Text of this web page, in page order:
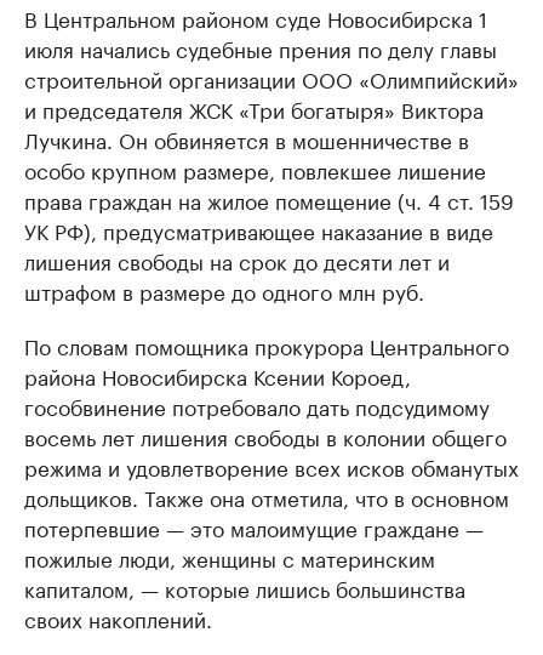
В Центральном районом суде Новосибирска 1
июля начались судебные прения по делу главы
строительной организации ООО «Олимпийский»
и председателя ЖСК «Три богатыря» Виктора
Лучкина. Он обвиняется в мошенничестве в
особо крупном размере, повлекшее лишение
права граждан на жилое помещение (ч. 4 ст. 159
УК РФ), предусматривающее наказание в виде
лишения свободы на срок до десяти лет и
штрафом в размере до одного млн руб.
По словам помощника прокурора Центрального
района Новосибирска Ксении Короед,
гособвинение потребовало дать подсудимому
восемь лет лишения свободы в колонии общего
режима и удовлетворение всех исков обманутых
дольщиков. Также она отметила, что в основном
потерпевшие — это малоимущие граждане —
пожилые люди, женщины с материнским
капиталом, — которые лишись большинства
своих накоплений.